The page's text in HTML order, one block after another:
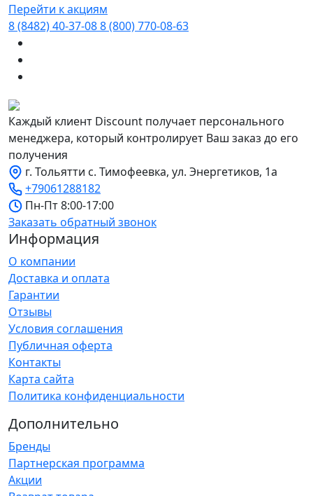
Перейти к акциям
8 (8482) 40-37-088 (800) 770-08-63
Каждый клиент Discount получает персонального
менеджера, который контролирует Ваш заказ до его
получения
г. Тольятти с. Тимофеевка, ул. Энергетиков, 1а
+79061288182
Пн-Пт 8:00-17:00
Заказать обратный звонок
Информация
О компании
Доставка и оплата
Гарантии
Отзывы
Условия соглашения
Публичная оферта
Контакты
Карта сайта
Политика конфиденциальности
Дополнительно
Бренды
Партнерская программа
Акции